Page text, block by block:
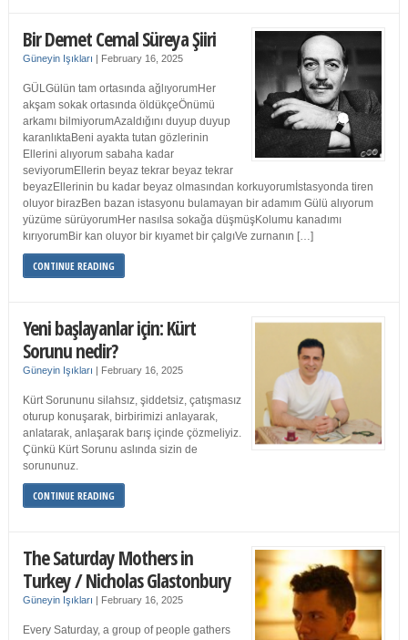
Bir Demet Cemal Süreya Şiiri
Güneyin Işıkları | February 16, 2025
GÜLGülün tam ortasında ağlıyorumHer
akşam sokak ortasında öldükçeÖnümü
arkamı bilmiyorumAzaldığını duyup duyup
karanlıktaBeni ayakta tutan gözlerinin
Ellerini alıyorum sabaha kadar
seviyorumEllerin beyaz tekrar beyaz tekrar
beyazEllerinin bu kadar beyaz olmasından korkuyorumİstasyonda tiren
oluyor birazBen bazan istasyonu bulamayan bir adamım Gülü alıyorum
yüzüme sürüyorumHer nasılsa sokağa düşmüşKolumu kanadımı
kırıyorumBir kan oluyor bir kıyamet bir çalgıVe zurnanın […]
CONTINUE READING
Yeni başlayanlar için: Kürt
Sorunu nedir?
Güneyin Işıkları | February 16, 2025
Kürt Sorununu silahsız, şiddetsiz, çatışmasız
oturup konuşarak, birbirimizi anlayarak,
anlatarak, anlaşarak barış içinde çözmeliyiz.
Çünkü Kürt Sorunu aslında sizin de
sorununuz.
CONTINUE READING
The Saturday Mothers in
Turkey / Nicholas Glastonbury
Güneyin Işıkları | February 16, 2025
Every Saturday, a group of people gathers